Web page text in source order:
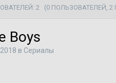
2 (0 ПОЛЬЗОВАТЕЛЕЙ, 2
Boys
в Сериалы